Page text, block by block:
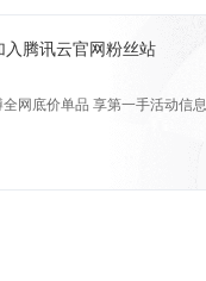
入腾讯云官网粉丝站
全网底价单品 享第一手活动信息